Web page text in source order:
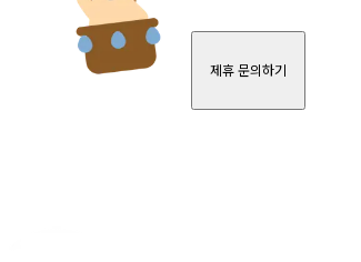
제휴 문의하기